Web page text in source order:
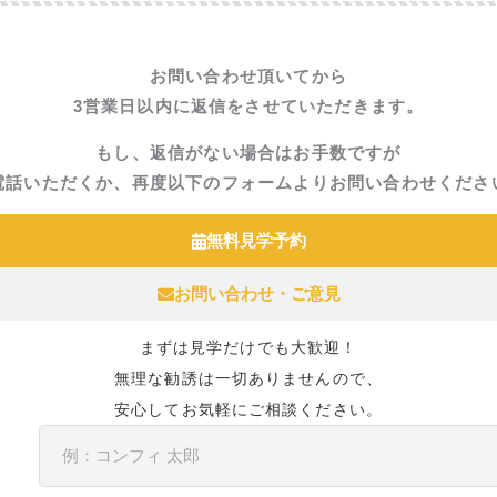
お問い合わせ頂いてから
3営業日以内に返信をさせていただきます。
もし、返信がない場合はお手数ですが
話いただくか、再度以下のフォームよりお問い合わせくださ
無料見学予約
お問い合わせ・ご意見
まずは見学だけでも大歓迎！
無理な勧誘は一切ありませんので、
安心してお気軽にご相談ください。